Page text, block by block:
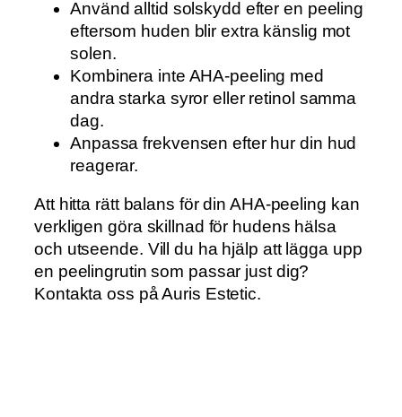
Använd alltid solskydd efter en peeling
eftersom huden blir extra känslig mot
solen.
Kombinera inte AHA-peeling med
andra starka syror eller retinol samma
dag.
Anpassa frekvensen efter hur din hud
reagerar.
Att hitta rätt balans för din AHA-peeling kan
verkligen göra skillnad för hudens hälsa
och utseende. Vill du ha hjälp att lägga upp
en peelingrutin som passar just dig?
Kontakta oss på Auris Estetic.